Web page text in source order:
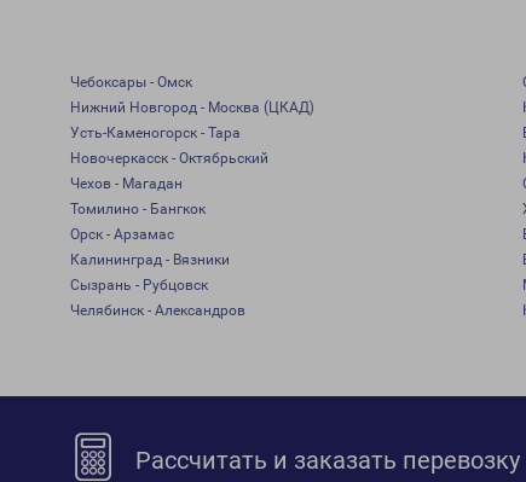
Чебоксары - Омск
Нижний Новгород - Москва (ЦКАД)
Усть-Каменогорск - Тара
Новочеркасск - Октябрьский
Чехов - Магадан
Томилино - Бангкок
Орск - Арзамас
Калининград - Вязники
Сызрань - Рубцовск
Челябинск - Александров
Рассчитать и заказать перевозку